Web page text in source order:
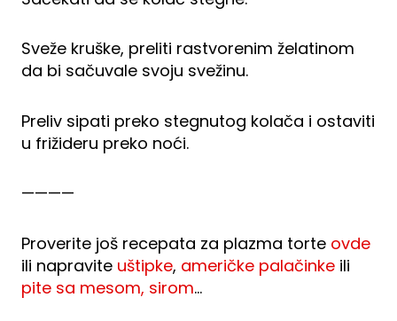
Sveže kruške, preliti rastvorenim želatinom
da bi sačuvale svoju svežinu.
Preliv sipati preko stegnutog kolača i ostaviti
u frižideru preko noći.
————
Proverite još recepata za plazma torte ovde
ili napravite uštipke, američke palačinke ili
pite sa mesom, sirom…